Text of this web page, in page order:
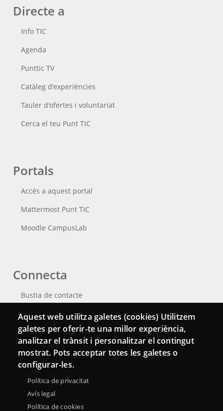
Directe a
Info TIC
Agenda
Punttic TV
Catàleg d'experiències
Tauler d'ofertes i voluntariat
Cerca el teu Punt TIC
Portals
Accés a aquest portal
Mattermost Punt TIC
Moodle CampusLab
Connecta
Bustia de contacte
Butlletins
Aquest web utilitza galetes (cookies) Utilitzem
galetes per oferir-te una millor experiència,
analitzar el trànsit i personalitzar el contingut
mostrat. Pots acceptar totes les galetes o
configurar-les.
Política de privacitat
Avís legal
Política de cookies